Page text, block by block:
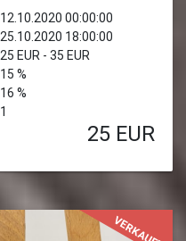
12.10.2020 00:00:00
25.10.2020 18:00:00
25 EUR - 35 EUR
15 %
16 %
1
25 EUR